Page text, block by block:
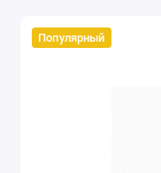
Популярный